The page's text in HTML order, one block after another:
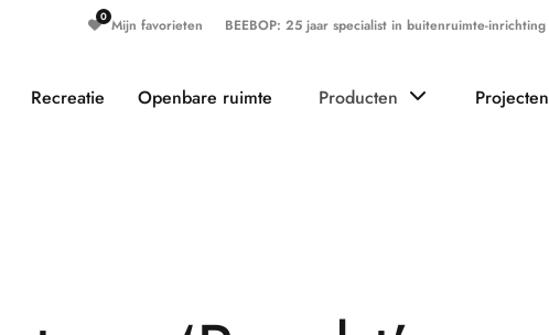
Mijn favorieten BEEBOP: 25 jaar specialist in buitenruimte-inrichting
Recreatie Openbare ruimte Producten Projecten